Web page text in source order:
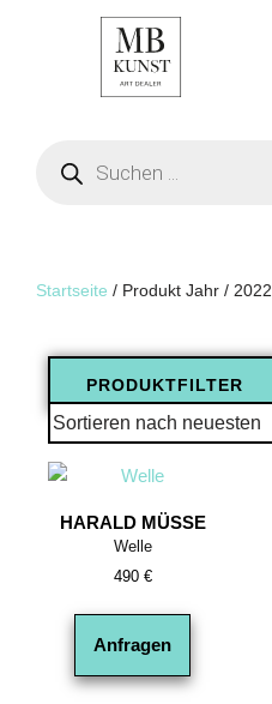
Startseite / Produkt Jahr / 2022
PRODUKTFILTER
HARALD MÜSSE
Welle
490 €
Anfragen